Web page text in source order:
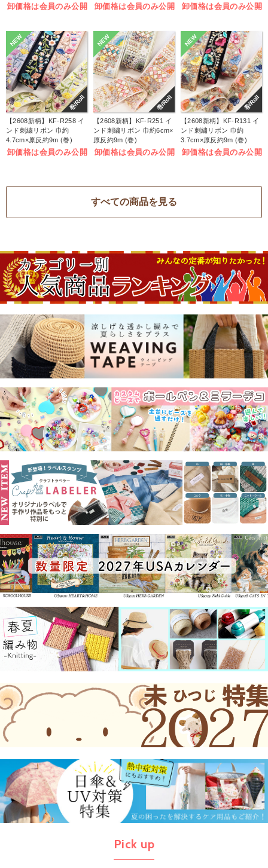
卸価格は会員のみ公開 卸価格は会員のみ公開 卸価格は会員のみ公開
NEW
巻/Roll
【2608新柄】KF-R258 イ
ンド刺繍リボン 巾約
4.7cm×原反約9m (巻)
卸価格は会員のみ公開
NEW
巻/Roll
【2608新柄】KF-R251 イ
ンド刺繍リボン 巾約6cm×
原反約9m (巻)
卸価格は会員のみ公開
NEW
巻/Roll
【2608新柄】KF-R131 イ
ンド刺繍リボン 巾約
3.7cm×原反約9m (巻)
卸価格は会員のみ公開
すべての商品を見る
Pick up